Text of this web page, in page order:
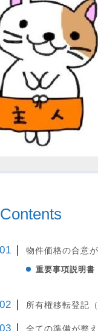
Contents
物件価格の合意
重要事項説明書
所有権移転登記
全ての準備が整